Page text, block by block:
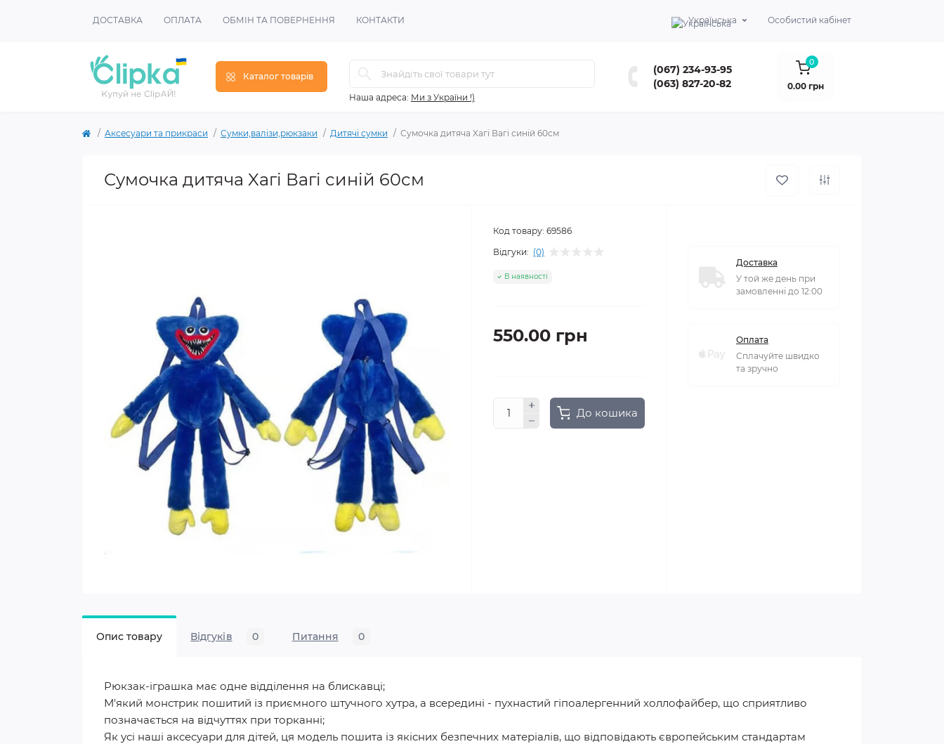
ДОСТАВКА ОПЛАТА ОБМІН ТА ПОВЕРНЕННЯ КОНТАКТИ Українська Особистий кабінет
Каталог товарів
Наша адреса: Ми з України !)
(067) 234-93-95
(063) 827-20-82
0
0.00 грн
Аксесуари та прикраси Сумки,валізи,рюкзаки Дитячі сумки Сумочка дитяча Xагі Вагі синій 60см
Сумочка дитяча Xагі Вагі синій 60см
Код товару: 69586
Відгуки: (0)
В наявності
550.00 грн
До кошика
Доставка
У той же день при
замовленні до 12:00
Оплата
Сплачуйте швидко
та зручно
Опис товару Відгуків 0 Питання 0
Рюкзак-іграшка має одне відділення на блискавці;
М'який монстрик пошитий із приємного штучного хутра, а всередині - пухнастий гіпоалергенний холлофайбер, що сприятливо
позначається на відчуттях при торканні;
Як усі наші аксесуари для дітей, ця модель пошита із якісних безпечних матеріалів, що відповідають європейським стандартам